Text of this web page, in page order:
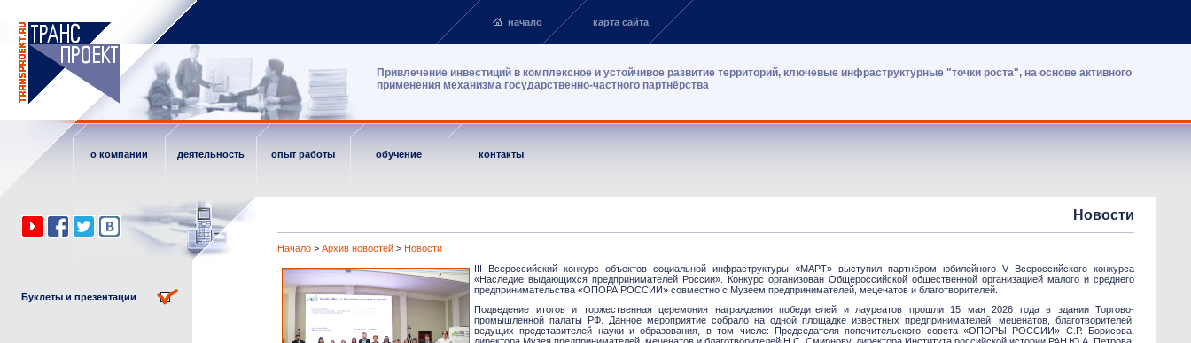
начало карта сайта
Привлечение инвестиций в комплексное и устойчивое развитие территорий, ключевые инфраструктурные "точки роста", на основе активного
применения механизма государственно-частного партнёрства
о компании деятельность опыт работы обучение контакты
Буклеты и презентации
Новости
Начало > Архив новостей > Новости
III Всероссийский конкурс объектов социальной инфраструктуры «МАРТ» выступил партнёром юбилейного V Всероссийского конкурса
«Наследие выдающихся предпринимателей России». Конкурс организован Общероссийской общественной организацией малого и среднего
предпринимательства «ОПОРА РОССИИ» совместно с Музеем предпринимателей, меценатов и благотворителей.
Подведение итогов и торжественная церемония награждения победителей и лауреатов прошли 15 мая 2026 года в здании Торгово-
промышленной палаты РФ. Данное мероприятие собрало на одной площадке известных предпринимателей, меценатов, благотворителей,
ведущих представителей науки и образования, в том числе: Председателя попечительского совета «ОПОРЫ РОССИИ» С.Р. Борисова,